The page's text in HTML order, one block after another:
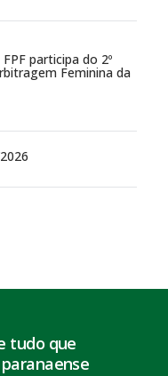
participa do 2º
Feminina da
tudo que